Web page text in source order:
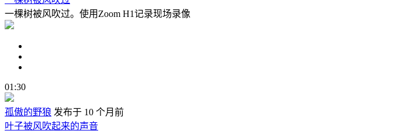
一棵树被风吹过。使用Zoom H1记录现场录像
01:30
孤傲的野狼 发布于 10 个月前
叶子被风吹起来的声音